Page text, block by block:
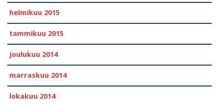
helmikuu 2015
tammikuu 2015
joulukuu 2014
marraskuu 2014
lokakuu 2014